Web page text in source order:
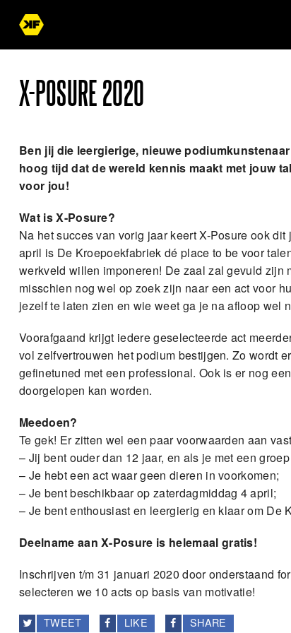
X-POSURE 2020
Ben jij die leergierige, nieuwe
hoog tijd dat de wereld kennis maakt met jouw
voor jou!
Wat is X-Posure?
Na het succes van vorig jaar keert X-Posure ook
april is De Kroepoekfabriek dé place to be voor
werkveld willen imponeren! De zaal zal gevuld zijn
misschien nog wel op zoek zijn naar een act voor
jezelf te laten zien en wie weet ga je na afloop wel
Voorafgaand krijgt iedere geselecteerde act
vol zelfvertrouwen het podium bestijgen. Zo wordt
gefinetuned met een professional. Ook is er nog
doorgelopen kan worden.
Meedoen?
Te gek! Er zitten wel een paar voorwaarden aan
– Jij bent ouder dan 12 jaar, en als je met een
– Je hebt een act waar geen dieren in voorkomen;
– Je bent beschikbaar op zaterdagmiddag 4 april;
– Je bent enthousiast en leergierig en klaar om De
Deelname aan X-Posure is helemaal gratis!
Inschrijven t/m 31 januari 2020 door onderstaand
selecteren we 10 acts op basis van motivatie!
TWEET LIKE SHARE